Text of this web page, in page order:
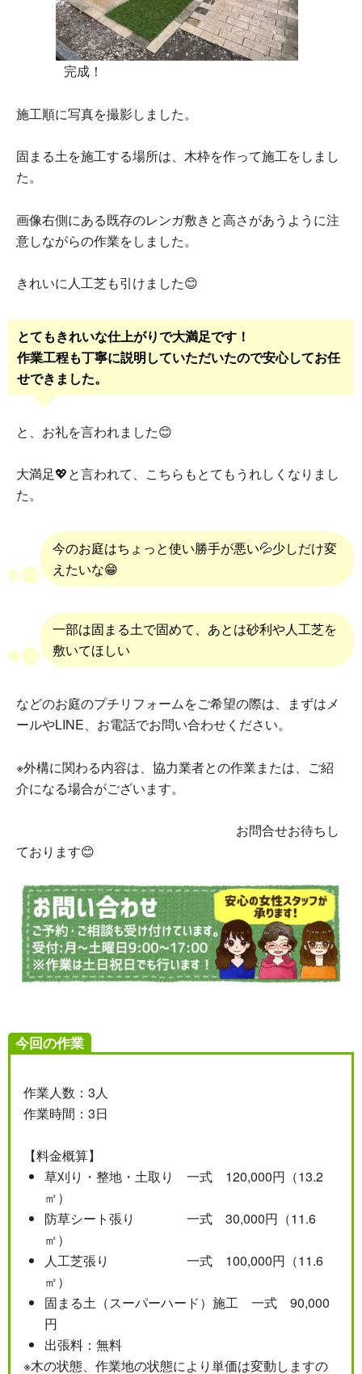
完成！
施工順に写真を撮影しました。
固まる土を施工する場所は、木枠を作って施工をしまし
た。
画像右側にある既存のレンガ敷きと高さがあうように注
意しながらの作業をしました。
きれいに人工芝も引けました😊
とてもきれいな仕上がりで大満足です！
作業工程も丁寧に説明していただいたので安心してお任
せできました。
と、お礼を言われました😊
大満足💖と言われて、こちらもとてもうれしくなりまし
た。
今のお庭はちょっと使い勝手が悪い💦少しだけ変
えたいな😁
一部は固まる土で固めて、あとは砂利や人工芝を
敷いてほしい
などのお庭のプチリフォームをご希望の際は、まずはメ
ールやLINE、お電話でお問い合わせください。
※外構に関わる内容は、協力業者との作業または、ご紹
介になる場合がございます。
お問合せお待ちし
ております😊
今回の作業
作業人数：3人
作業時間：3日
【料金概算】
草刈り・整地・土取り 一式 120,000円（13.2
㎡）
防草シート張り 一式 30,000円（11.6
㎡）
人工芝張り 一式 100,000円（11.6
㎡）
固まる土（スーパーハード）施工 一式 90,000
円
出張料：無料
※木の状態、作業地の状態により単価は変動しますの